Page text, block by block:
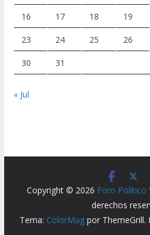
16 17 18 19
23 24 25 26
30 31
« Jul
Copyright © 2026 Foro Político
derechos
Tema: ColorMag por